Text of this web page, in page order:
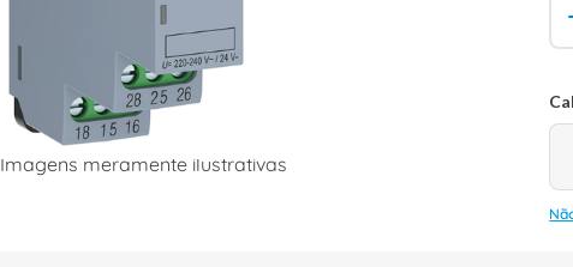
Imagens meramente ilustrativas